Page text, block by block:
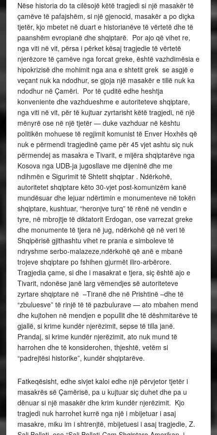
Nëse historia do ta cilësojë këtë tragjedi si një masakër të
çamëve të pafajshëm, si një gjenocid, masakër a po diçka
tjetër, kjo mbetet në duart e historianëve të vërtetë dhe të
paanshëm evropianë dhe shqiptarë. Por ajo që vihet re,
nga viti në vit, përsa i përket kësaj tragjedie të vërtetë
njerëzore të çamëve nga forcat greke, është vazhdimësia e
hipokrizisë dhe mohimit nga ana e shtetit grek se asgjë e
veçant nuk ka ndodhur, se gjoja një masakër e tillë nuk ka
ndodhur në Çamëri. Por të çuditë edhe heshtja
konveniente dhe vazhdueshme e autoriteteve shqiptare,
nga viti në vit, për të kujtuar zyrtarisht këtë tragjedi, në një
mënyrë ose në një tjetër — duke vazhduar në kështu
politikën mohuese të regjimit komunist të Enver Hoxhës që
nuk e përmendi tragjedinë çame për 45 vjet ashtu siç nuk
përmendej as masakra e Tivarit, e mijëra shqiptarëve nga
Kosova nga UDB-ja jugosllave me dijeninë dhe me
ndihmën e Sigurimit të Shtetit shqiptar . Ndërkohë,
autoritetet shqiptare këto 30-vjet post-komunizëm kanë
mundësuar dhe lejuar ndërtimin e monumenteve në tokën
shqiptare, kushtuar, “heronjve turq” të rënë në vendin e
tyre, në mbrojtje të diktatorit Erdogan, ose varrezat greke
dhe monumente të tjera në jug, ndërkohë që në veri të
Shqipërisë gjithashtu vihet re prania e simboleve të
ndryshme serbo-malazeze,ndërkohë që anë e mbanë
trojeve shqiptare po fshihen gjurmët iliro-arbërore.
Tragjedia çame, si dhe i masakrat e tjera, siç është ajo e
Tivarit, ndonëse janë larg vëmendjes së autoriteteve
zyrtare shqiptare në –Tiranë dhe në Prishtinë –dhe të
“zbuluesve” të rinjë të të pazbulurave — ato mbahen mend
dhe kujtohen në mendjen e popullit dhe të dëshmitarëve të
gjallë, si krime kundër njerëzimit, sepse të tilla janë.
Prandaj, si krime kundër njerëzimit, ato nuk mund të
harrohen dhe të konsiderohen, thjeshtë, vetëm si
“padrejtësi historike”, kundër shqiptarëve.
Fatkeqësisht, edhe sivjet kaloi edhe një përvjetor tjetër i
masakrës së Çamërisë, pa u kujtuar siç duhet dhe pa u
dënuar si një masakër dhe krim kundër njerëzimit. Kjo
tragjedi nuk harrohet kurrë nga një i mbijetuar i asaj
masakre, miku im i shtrenjtë, mbijetuesi i asaj tragjedie, Z.